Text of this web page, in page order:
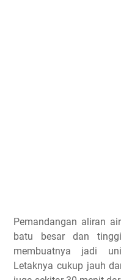
Pemandangan aliran
batu besar dan
membuatnya jadi
Letaknya cukup jauh